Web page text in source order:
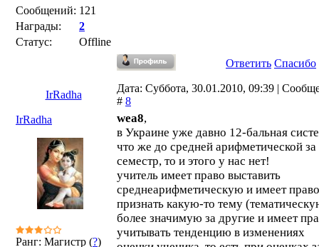
Сообщений: 121
Награды:
2
Статус:
Offline
Ответить Спасибо
IrRadha
Дата: Суббота, 30.01.2010, 09:39 |
# 8
IrRadha
Ранг: Магистр (?)
wea8,
в Украине уже давно 12-бальная
что же до средней арифметической за
семестр, то и этого у нас нет!
учитель имеет право выставить
среднеарифметическую и имеет право
признать какую-то тему
более значимую за другие и имеет
учитывать тенденцию в изменениях